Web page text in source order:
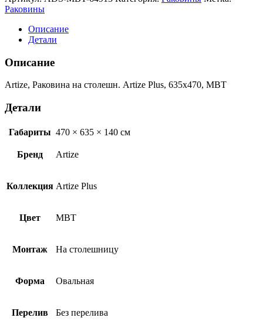
Раковины
Описание
Детали
Описание
Artize, Раковина на столешн. Artize Plus, 635х470, MBT
Детали
Габариты 470 × 635 × 140 см
Бренд Artize
Коллекция Artize Plus
Цвет MBT
Монтаж На столешницу
Форма Овальная
Перелив Без перелива